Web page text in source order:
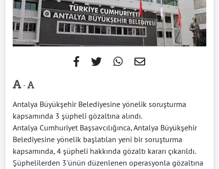
-
Antalya Büyükşehir Belediyesine yönelik soruşturma
kapsamında 3 şüpheli gözaltına alındı.
Antalya Cumhuriyet Başsavcılığınca, Antalya Büyükşehir
Belediyesine yönelik başlatılan yeni bir soruşturma
kapsamında, 4 şüpheli hakkında gözaltı kararı çıkarıldı.
Şüphelilerden 3'ünün düzenlenen operasyonla gözaltına